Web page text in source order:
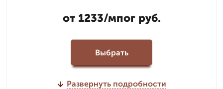
от 1233/мпог руб.
Выбрать
Развернуть подробности